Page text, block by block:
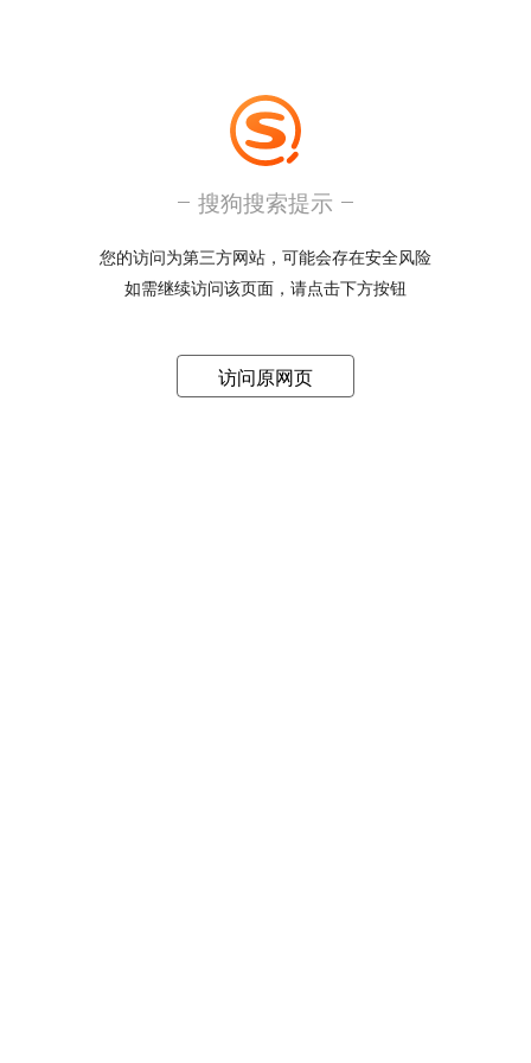
搜狗搜索提示
您的访问为第三方网站，可能会存在安全风险
如需继续访问该页面，请点击下方按钮
访问原网页